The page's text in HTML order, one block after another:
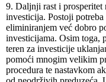
9. Daljnji rast i prosperitet
investicija. Postoji
eliminiranjem već dobro
investicijama. Osim toga,
teren za investicije
pomoći mnogim velikim
procedura te nastavkom